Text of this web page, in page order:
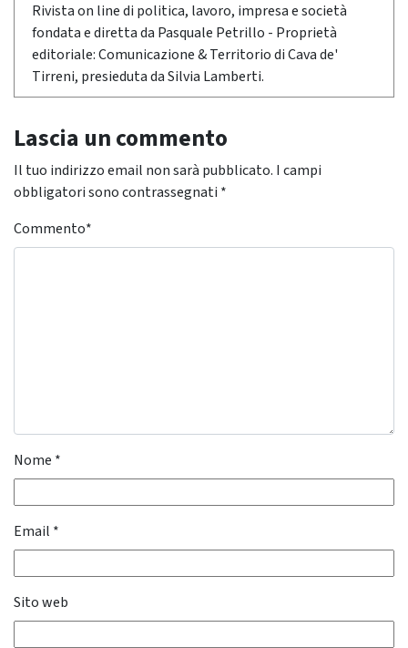
Rivista on line di politica, lavoro, impresa e società
fondata e diretta da Pasquale Petrillo - Proprietà
editoriale: Comunicazione & Territorio di Cava de'
Tirreni, presieduta da Silvia Lamberti.
Lascia un commento
Il tuo indirizzo email non sarà pubblicato. I campi
obbligatori sono contrassegnati *
Commento*
Nome *
Email *
Sito web